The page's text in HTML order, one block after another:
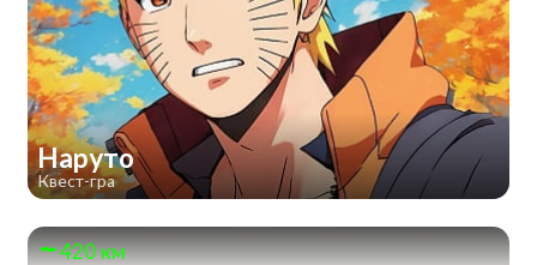
Наруто
Квест-гра
420 км